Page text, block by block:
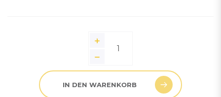
Kobaltblau RAL 5013
IN DEN WARENKORB